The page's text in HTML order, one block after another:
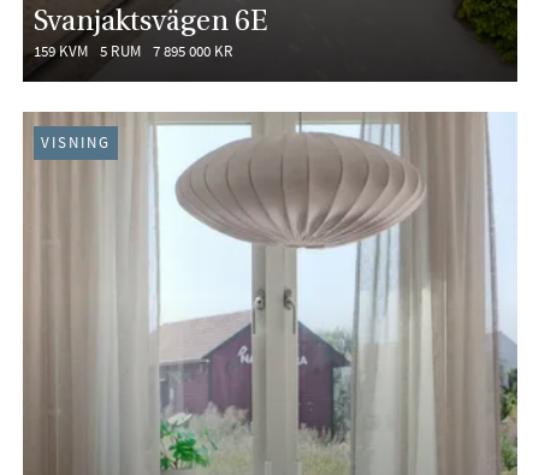
Svanjaktsvägen 6E
159 KVM 5 RUM 7 895 000 KR
VISNING